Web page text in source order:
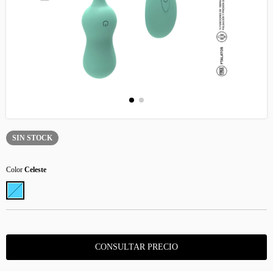
SIN STOCK
Color Celeste